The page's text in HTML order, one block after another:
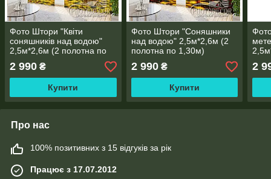
Фото Штори "Квіти
соняшників над водою"
2,5м*2,6м (2 полотна по
1,30м)
2 990 ₴
Купити
Фото Штори "Соняшники
над водою" 2,5м*2,6м (2
полотна по 1,30м)
2 990₴
Купити
2
Про нас
100% позитивних з 15 відгуків за рік
Працює з 17.07.2012